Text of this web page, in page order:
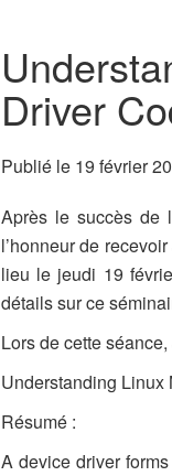
Driver
Publié le 19 février
Après le succès de
l’honneur de
lieu le jeudi 19
détails sur ce
Lors de cette
Understanding
Résumé :
A device driver